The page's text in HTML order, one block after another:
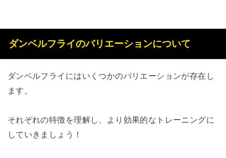
ダンベルフライのバリエーションについて
ダンベルフライにはいくつかのバリエーションが存在し
ます。
それぞれの特徴を理解し、より効果的なトレーニングに
していきましょう！